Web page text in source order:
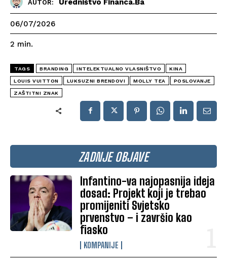
ZADNJE OBJAVE
Infantino-va najopasnija ideja
dosad: Projekt koji je trebao
promijeniti Svjetsko
prvenstvo – i završio kao
fiasko
KOMPANIJE
AUTOR: Uredništvo Financa.ba
06/07/2026
2 min.
TAGS BRANDING INTELEKTUALNO VLASNIŠTVO KINA
LOUIS VUITTON LUKSUZNI BRENDOVI MOLLY TEA POSLOVANJE
ZAŠTITNI ZNAK